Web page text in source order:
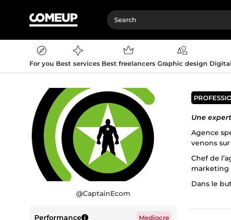
For you Best services Best freelancers Graphic design
@CaptainEcom
Performance
Mediocre
Une
Agence
venons
Chef de
marketing
Dans le
🎯La